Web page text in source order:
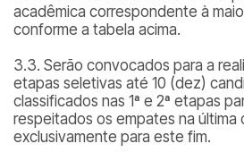
acadêmica correspondente à
conforme a tabela acima.
3.3. Serão convocados para a
etapas seletivas até 10 (dez)
classificados nas 1ª e 2ª etapas
respeitados os empates na última
exclusivamente para este fim.